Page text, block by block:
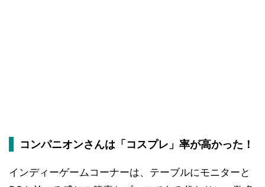
コンパニオンさんは「コスプレ」率が高かった！
インディーゲームコーナーは、テーブルにモニターと